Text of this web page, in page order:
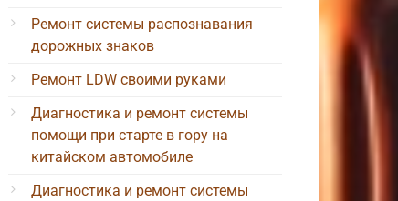
Ремонт системы распознавания
дорожных знаков
Ремонт LDW своими руками
Диагностика и ремонт системы
помощи при старте в гору на
китайском автомобиле
Диагностика и ремонт системы